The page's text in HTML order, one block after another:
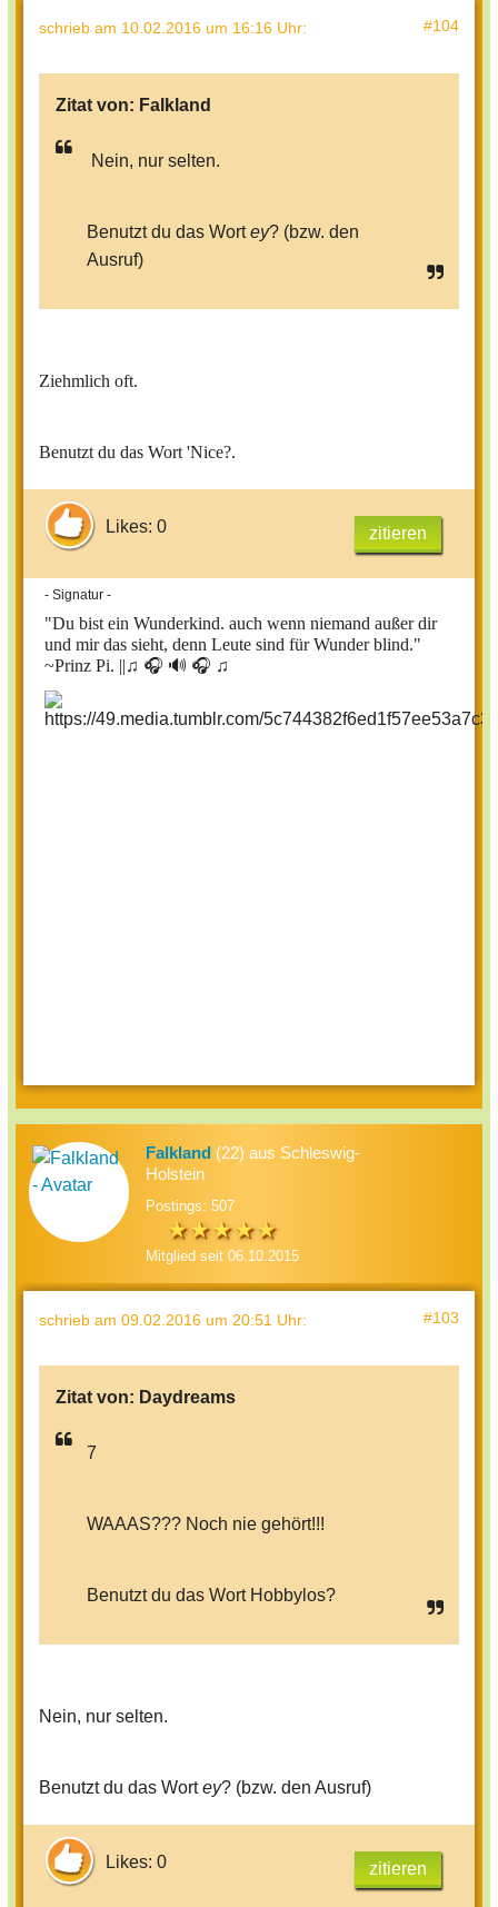
schrieb am 10.02.2016 um 16:16 Uhr: #104
Zitat von: Falkland
Nein, nur selten.
Benutzt du das Wortey? (bzw. den
Ausruf)
Ziehmlich oft.
Benutzt du das Wort 'Nice?.
Likes: 0 zitieren
- Signatur -
"Du bist ein Wunderkind. auch wenn niemand außer dir
und mir das sieht, denn Leute sind für Wunder blind."
~Prinz Pi. ||♫ 🎧 🔊 🎧 ♫
Falkland (22) aus Schleswig-
Holstein
Postings: 507
Mitglied seit 06.10.2015
schrieb am 09.02.2016 um 20:51 Uhr: #103
Zitat von: Daydreams
7
WAAAS??? Noch nie gehört!!!
Benutzt du das Wort Hobbylos?
Nein, nur selten.
Benutzt du das Wortey? (bzw. den Ausruf)
Likes: 0 zitieren